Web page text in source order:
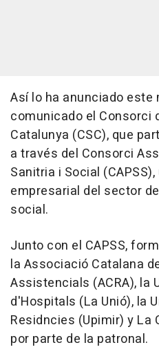
Así lo ha anunciado este
comunicado el Consorci
Catalunya (CSC), que
a través del Consorci
Sanitria i Social
empresarial del sector
social.
Junto con el CAPSS,
la Associació Catalana
Assistencials (ACRA), la
d'Hospitals (La Unió), la
Residncies (Upimir) y La
por parte de la patronal.